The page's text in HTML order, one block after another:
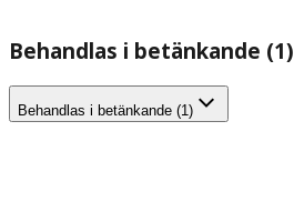
Behandlas i betänkande (1)
Behandlas i betänkande (1)